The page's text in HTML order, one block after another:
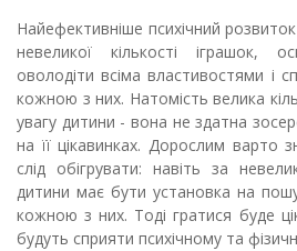
Найефективніше психічний
невеликої кількості іграшок,
оволодіти всіма властивостями і
кожною з них. Натомість велика
увагу дитини - вона не здатна
на її цікавинках. Дорослим варто
слід обігрувати: навіть за
дитини має бути установка на
кожною з них. Тоді гратися буде
будуть сприяти психічному та